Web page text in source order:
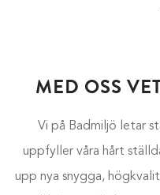
MED OSS
Vi på Badmiljö letar
uppfyller våra hårt
upp nya snygga,